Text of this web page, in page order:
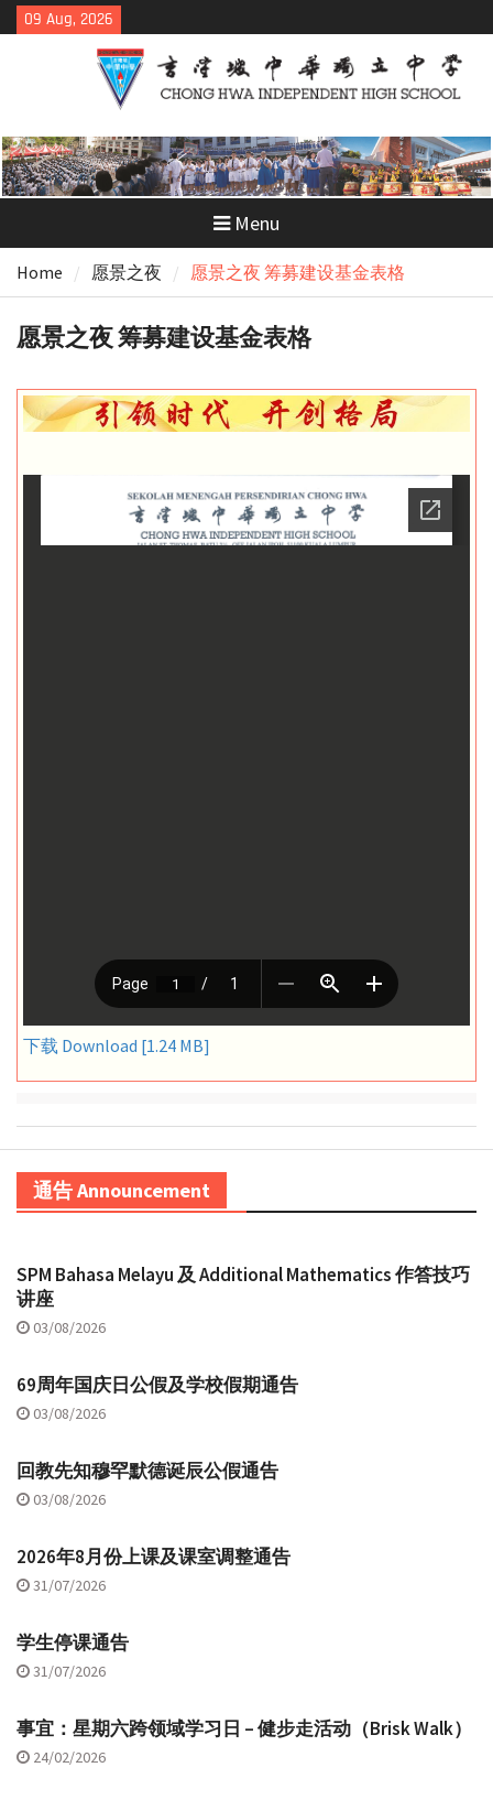
Skip
to
09 Aug, 2026
Menu
Home 愿景之夜 愿景之夜 筹募建设基金表格
愿景之夜 筹募建设基金表格
下载 Download [1.24 MB]
通告 Announcement
SPM Bahasa Melayu 及 Additional Mathematics 作答技巧
讲座
03/08/2026
69周年国庆日公假及学校假期通告
03/08/2026
回教先知穆罕默德诞辰公假通告
03/08/2026
2026年8月份上课及课室调整通告
31/07/2026
学生停课通告
31/07/2026
事宜：星期六跨领域学习日 – 健步走活动（Brisk Walk）
24/02/2026